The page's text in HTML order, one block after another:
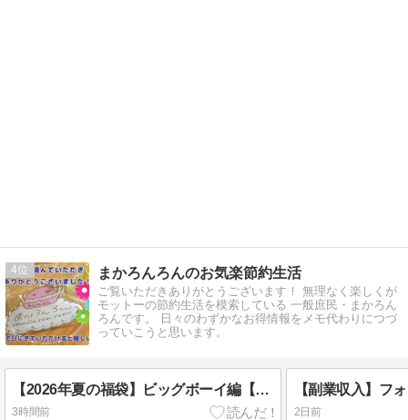
4 まかろんろんのお気楽節約生活
ご覧いただきありがとうございます！ 無理なく楽しくが
モットーの節約生活を模索している 一般庶民・まかろん
ろんです。 日々のわずかなお得情報をメモ代わりにつづ
っていこうと思います。
【2026年夏の福袋】ビッグボーイ編【予約事情から中身紹介】
3時間前 2日前